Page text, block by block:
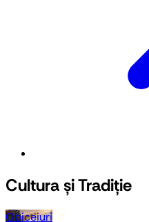
Cultura și Tradiție
Obiceiuri